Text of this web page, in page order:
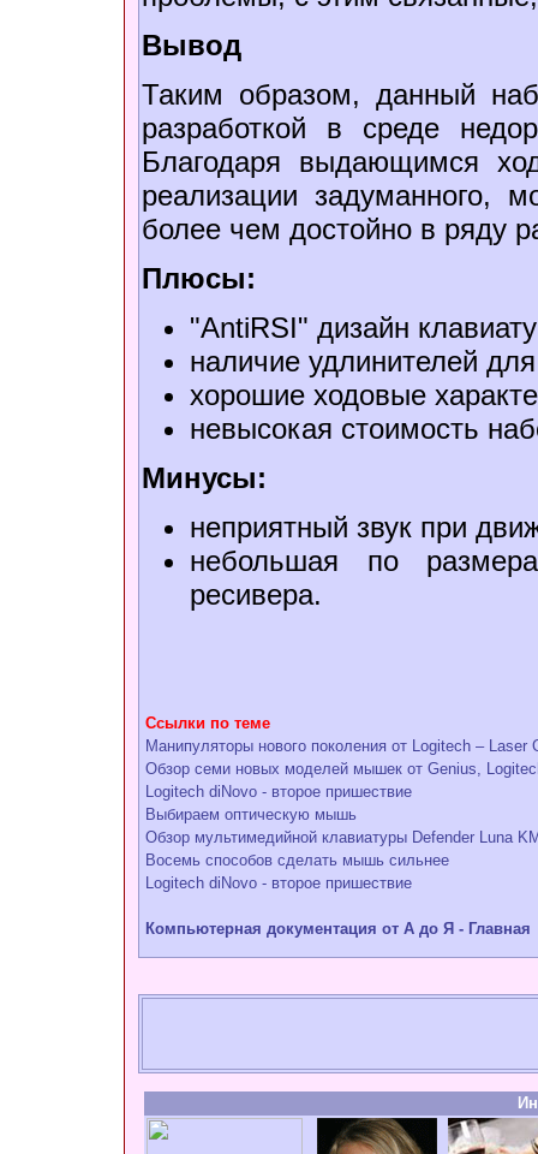
Вывод
Таким образом, данный
разработкой в среде
Благодаря выдающимся
реализации задуманного,
более чем достойно в ряду
Плюсы:
"AntiRSI" дизайн
наличие удлинителей
хорошие ходовые
невысокая стоимость
Минусы:
неприятный звук при
небольшая по
ресивера.
Ссылки по теме
Манипуляторы нового поколения от Logitech – Laser
Обзор семи новых моделей мышек от Genius,
Logitech diNovo - второе пришествие
Выбираем оптическую мышь
Обзор мультимедийной клавиатуры Defender Luna
Восемь способов сделать мышь сильнее
Logitech diNovo - второе пришествие
Компьютерная документация от А до Я - Главная